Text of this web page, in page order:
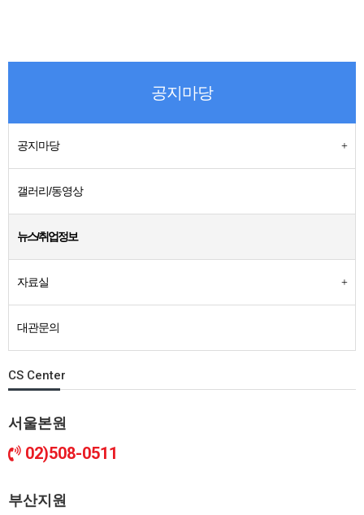
공지마당
공지마당
갤러리/동영상
뉴스/취업정보
자료실
대관문의
CS Center
서울본원
02)508-0511
부산지원